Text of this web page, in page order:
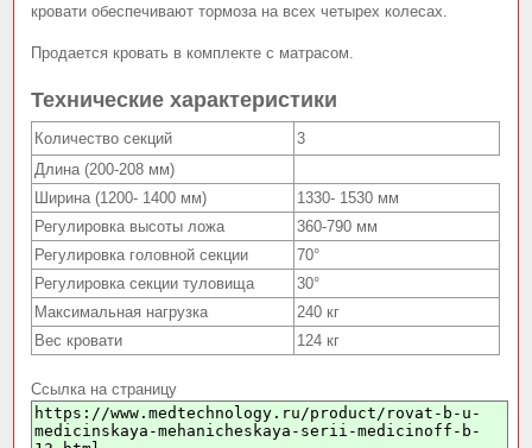
кровати обеспечивают тормоза на всех четырех колесах.
Продается кровать в комплекте с матрасом.
Технические характеристики
Количество секций
3
Длина (200-208 мм)
Ширина (1200- 1400 мм)
1330- 1530 мм
Регулировка высоты ложа
360-790 мм
Регулировка головной секции
70°
Регулировка секции туловища
30°
Максимальная нагрузка
240 кг
Вес кровати
124 кг
Ссылка на страницу